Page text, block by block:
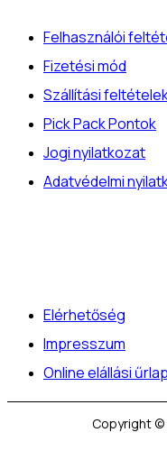
Felhasználói
Fizetési mód
Szállítási
Pick Pack Pontok
Jogi nyilatkozat
Adatvédelmi
Elérhetőség
Impresszum
Online elállási űrlap
Copyright ©